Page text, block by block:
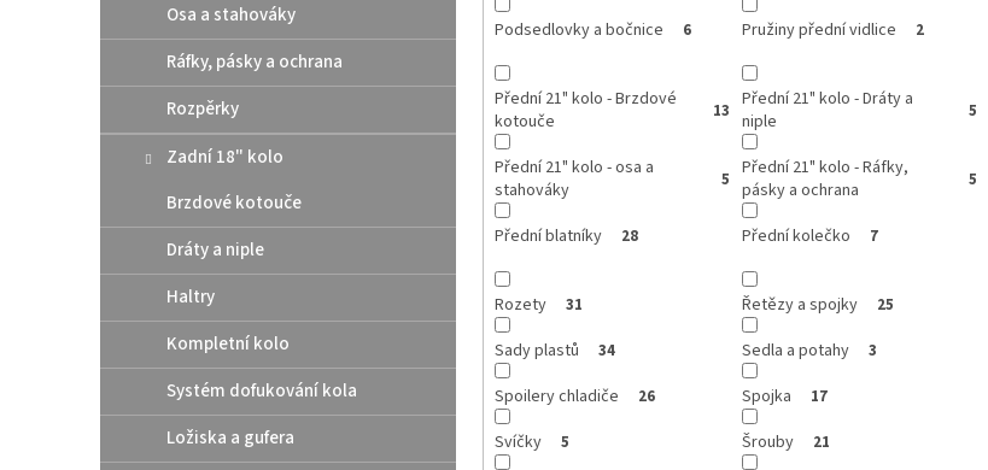
Osa a stahováky
Ráfky, pásky a ochrana
Rozpěrky
Zadní 18" kolo
Brzdové kotouče
Dráty a niple
Haltry
Kompletní kolo
Systém dofukování kola
Ložiska a gufera
Podsedlovky a bočnice 6 Pružiny přední vidlice 2
Přední 21" kolo - Brzdové
kotouče
13
Přední 21" kolo - Dráty a
niple
5
Přední 21" kolo - osa a
stahováky
5
Přední 21" kolo - Ráfky,
pásky a ochrana
5
Přední blatníky 28 Přední kolečko 7
Rozety 31 Řetězy a spojky 25
Sady plastů 34 Sedla a potahy 3
Spoilery chladiče 26 Spojka 17
Svíčky 5 Šrouby 21